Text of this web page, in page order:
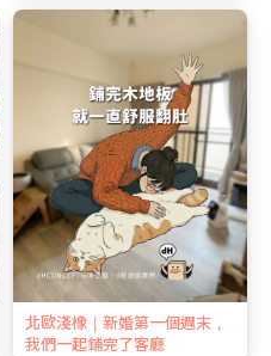
北歐淺橡｜新婚第一個週末，
我們一起鋪完了客廳